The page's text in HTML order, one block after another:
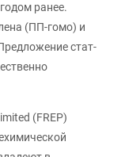
ранее.
(ПП-гомо) и
стат-
(FREP)